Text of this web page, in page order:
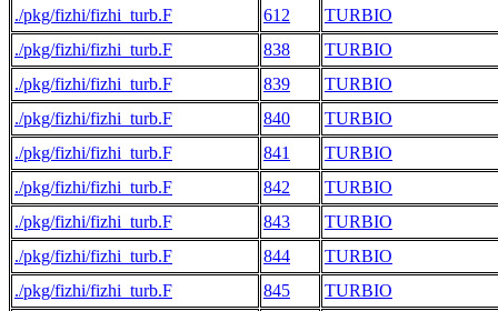
./pkg/fizhi/fizhi_turb.F 612
TURBIO
./pkg/fizhi/fizhi_turb.F
838
TURBIO
./pkg/fizhi/fizhi_turb.F
839
TURBIO
./pkg/fizhi/fizhi_turb.F
840
TURBIO
./pkg/fizhi/fizhi_turb.F
841
TURBIO
./pkg/fizhi/fizhi_turb.F
842
TURBIO
./pkg/fizhi/fizhi_turb.F
843
TURBIO
./pkg/fizhi/fizhi_turb.F
844
TURBIO
./pkg/fizhi/fizhi_turb.F
845
TURBIO